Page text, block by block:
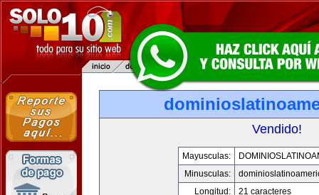
Vendido!
Mayusculas:
Minusculas:
Longitud:
21 caracteres